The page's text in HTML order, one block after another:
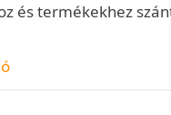
és termékekhez